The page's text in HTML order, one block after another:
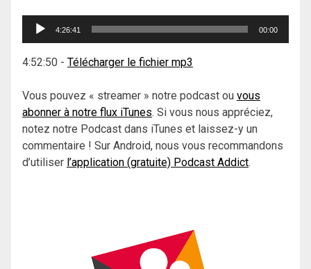
Lecteur
4:26:41 00:00
4:52:50 - Télécharger le fichier mp3
Vous pouvez « streamer » notre podcast ou vous
abonner à notre flux iTunes. Si vous nous appréciez,
notez notre Podcast dans iTunes et laissez-y un
commentaire ! Sur Android, nous vous recommandons
d’utiliser l’application (gratuite) Podcast Addict.